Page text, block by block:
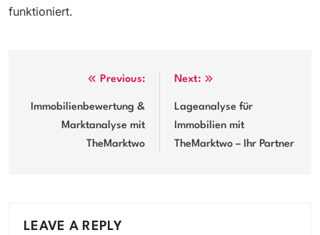
funktioniert.
navigation
Previous:
Immobilienbewertung &
Marktanalyse mit
TheMarktwo
Next:
Lageanalyse für
Immobilien mit
TheMarktwo – Ihr Partner
LEAVE A REPLY